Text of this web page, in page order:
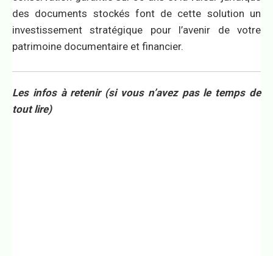
des documents stockés font de cette solution un
investissement stratégique pour l’avenir de votre
patrimoine documentaire et financier.
Les infos à retenir (si vous n’avez pas le temps de
tout lire)